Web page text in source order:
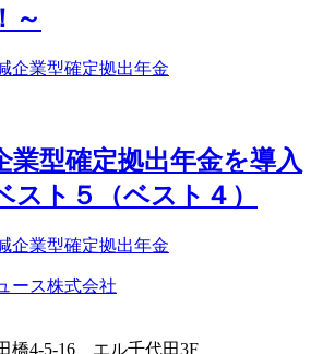
～
企業型確定拠出年金
業型確定拠出年金を導入
スト５（ベスト４）
企業型確定拠出年金
ース株式会社
橋4-5-16 エル千代田3F